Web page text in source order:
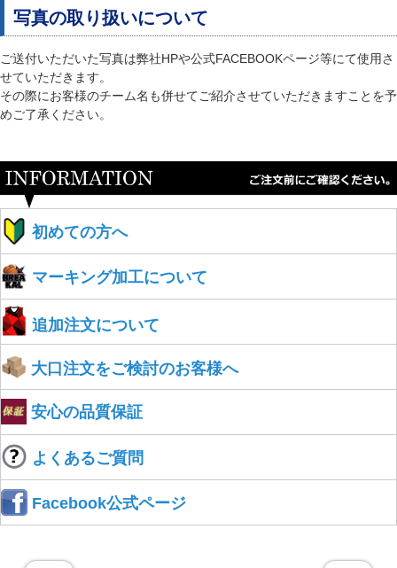
写真の取り扱いについて
ご送付いただいた写真は弊社HPや公式FACEBOOKページ等にて使用さ
せていただきます。
その際にお客様のチーム名も併せてご紹介させていただきますことを予
めご了承ください。
初めての方へ
マーキング加工について
追加注文について
大口注文をご検討のお客様へ
安心の品質保証
よくあるご質問
Facebook公式ページ